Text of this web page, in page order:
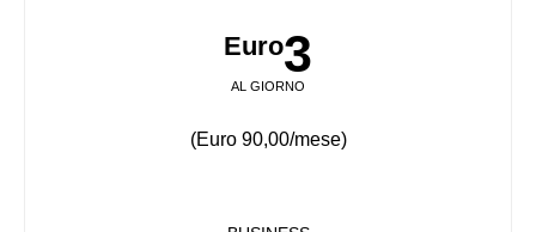
Euro3
AL GIORNO
(Euro 90,00/mese)